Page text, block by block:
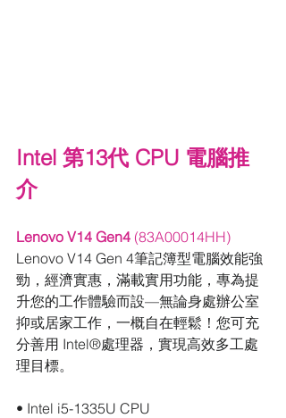
Intel 第13代 CPU 電腦推
介
Lenovo V14 Gen4 (83A00014HH)
Lenovo V14 Gen 4筆記簿型電腦效能強
勁，經濟實惠，滿載實用功能，專為提
升您的工作體驗而設—無論身處辦公室
抑或居家工作，一概自在輕鬆！您可充
分善用 Intel®處理器，實現高效多工處
理目標。
• Intel i5-1335U CPU